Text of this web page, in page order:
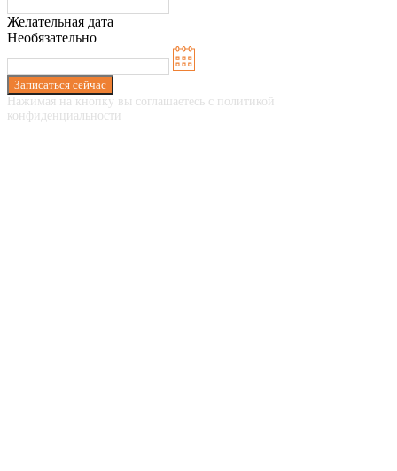
Желательная дата
Необязательно
Записаться сейчас
Нажимая на кнопку вы соглашаетесь с политикой
конфиденциальности